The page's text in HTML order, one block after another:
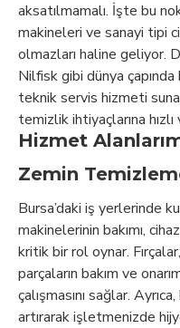
aksatılmamalı. İşte bu
makineleri ve sanayi tipi
olmazları haline geliyor.
Nilfisk gibi dünya
teknik servis hizmeti
temizlik ihtiyaçlarına
Hizmet
Zemin
Bursa’daki iş yerlerinde
makinelerinin bakımı,
kritik bir rol oynar.
parçaların bakım ve
çalışmasını sağlar.
artırarak işletmenizde